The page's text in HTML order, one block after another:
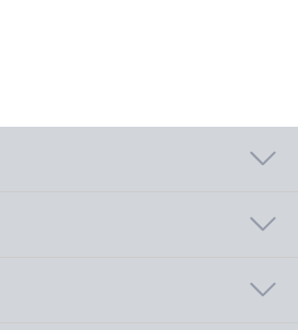
ど残業が発生しないケースもあ